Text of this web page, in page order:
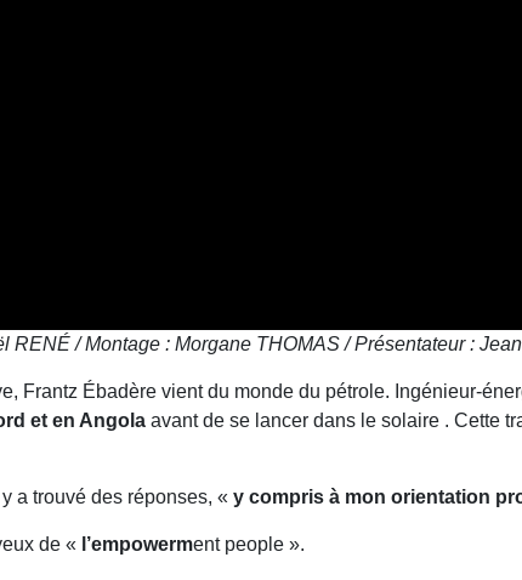
RENÉ / Montage : Morgane THOMAS / Présentateur :
Frantz Ébadère vient du monde du pétrole. Ingénieur-
et en Angola avant de se lancer dans le solaire . Cette
a trouvé des réponses, « y compris à mon orientation
de « l’empowerment people ».